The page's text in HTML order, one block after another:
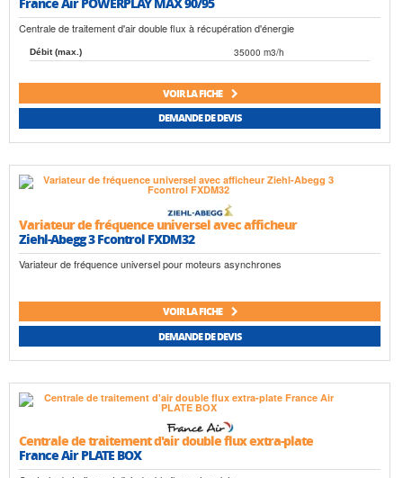
Centrale de traitement d'air double flux à récupération d'énergie
Débit (max.) 35000 m3/h
VOIR LA FICHE
DEMANDE DE DEVIS
Variateur de fréquence universel avec afficheur
Ziehl-Abegg 3 Fcontrol FXDM32
Variateur de fréquence universel pour moteurs asynchrones
VOIR LA FICHE
DEMANDE DE DEVIS
Centrale de traitement d'air double flux extra-plate
France Air PLATE BOX